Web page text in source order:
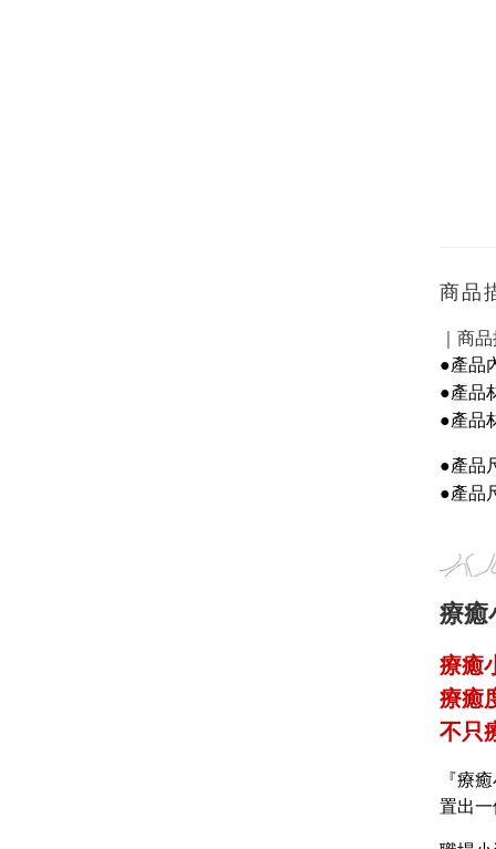
商品
｜商
●產品
●產品
●產品
●產品
●產品
療癒
療癒
療癒
不只
『療
置出